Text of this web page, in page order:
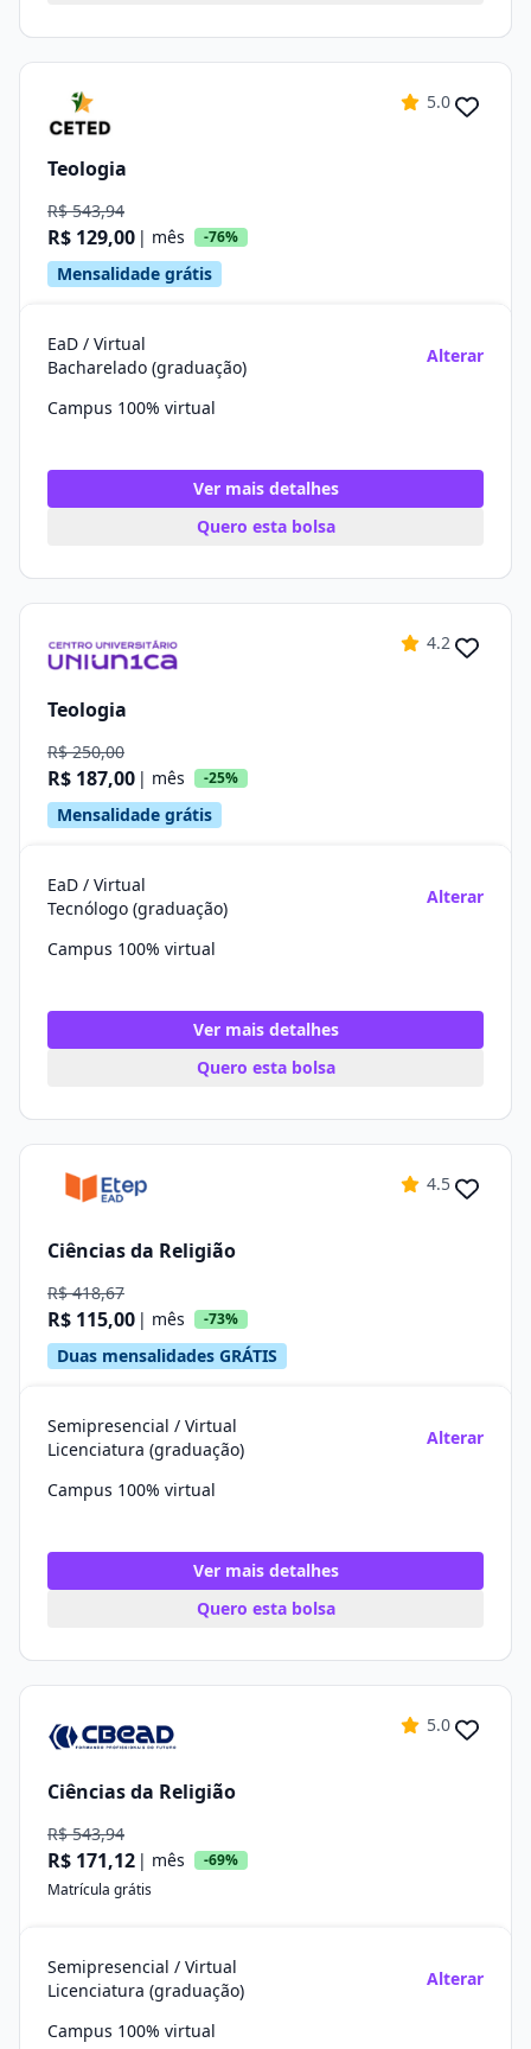
5.0
Teologia
R$ 543,94
R$ 129,00 | mês -76%
Mensalidade grátis
EaD / Virtual
Bacharelado (graduação)
Alterar
Campus 100% virtual
Ver mais detalhes
Quero esta bolsa
4.2
Teologia
R$ 250,00
R$ 187,00 | mês -25%
Mensalidade grátis
EaD / Virtual
Tecnólogo (graduação)
Alterar
Campus 100% virtual
Ver mais detalhes
Quero esta bolsa
4.5
Ciências da Religião
R$ 418,67
R$ 115,00 | mês -73%
Duas mensalidades GRÁTIS
Semipresencial / Virtual
Licenciatura (graduação)
Alterar
Campus 100% virtual
Ver mais detalhes
Quero esta bolsa
5.0
Ciências da Religião
R$ 543,94
R$ 171,12 | mês
-69%
Matrícula grátis
Semipresencial / Virtual
Licenciatura (graduação)
Alterar
Campus 100% virtual